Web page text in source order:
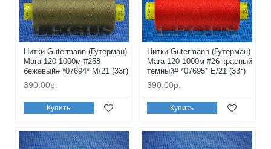
Нитки Gutermann (Гутерман)
Mara 120 1000м #258
бежевый# *07694* M/21 (33г)
390.00р.
Купить
Нитки Gutermann (Гутерман)
Mara 120 1000м #26 красный
темный# *07695* E/21 (33г)
390.00р.
Купить